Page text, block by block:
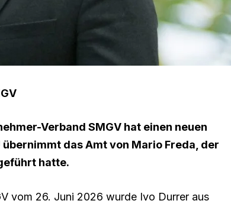
Verband SMGV hat einen neuen
das Amt von Mario Freda, der
hatte.
vom 26. Juni 2026 wurde Ivo Durrer aus